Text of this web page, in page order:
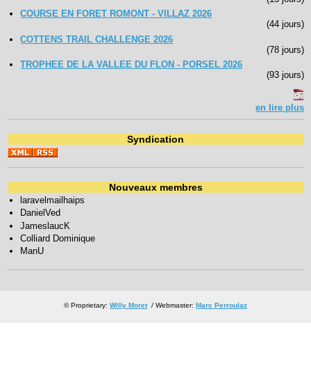
COURSE EN FORET ROMONT - VILLAZ 2026
(44 jours)
COTTENS TRAIL CHALLENGE 2026
(78 jours)
TROPHEE DE LA VALLEE DU FLON - PORSEL 2026
(93 jours)
en lire plus
Syndication
Nouveaux membres
laravelmailhaips
DanielVed
JameslaucK
Colliard Dominique
ManU
© Proprietary: Willy Moret/ Webmaster: Marc Perroulaz